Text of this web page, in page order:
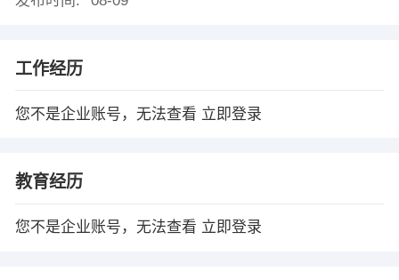
工作经历
您不是企业账号，无法查看 立即登录
教育经历
您不是企业账号，无法查看 立即登录